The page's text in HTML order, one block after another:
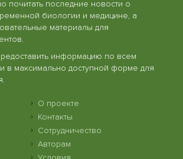
почитать последние новости о
биологии и медицине, а
материалы для
информацию по всем
в максимально доступной форме для
О проекте
Контакты
Сотрудничество
Авторам